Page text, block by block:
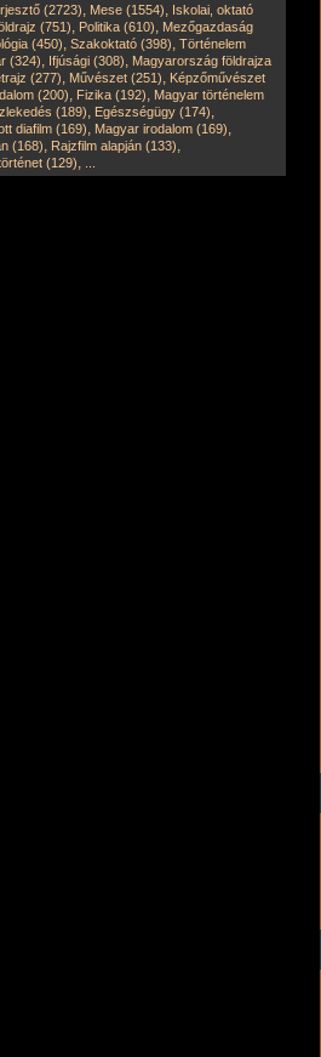
(2723), Mese (1554), Iskolai, oktató
(751), Politika (610), Mezőgazdaság
(450), Szakoktató (398), Történelem
(324), Ifjúsági (308), Magyarország földrajza
(277), Művészet (251), Képzőművészet
(200), Fizika (192), Magyar történelem
(189), Egészségügy (174),
diafilm (169), Magyar irodalom (169),
(168), Rajzfilm alapján (133),
(129),